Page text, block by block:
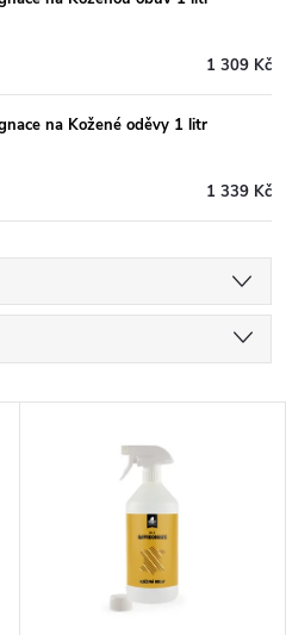
1 309 Kč
na Kožené oděvy 1 litr
1 339 Kč